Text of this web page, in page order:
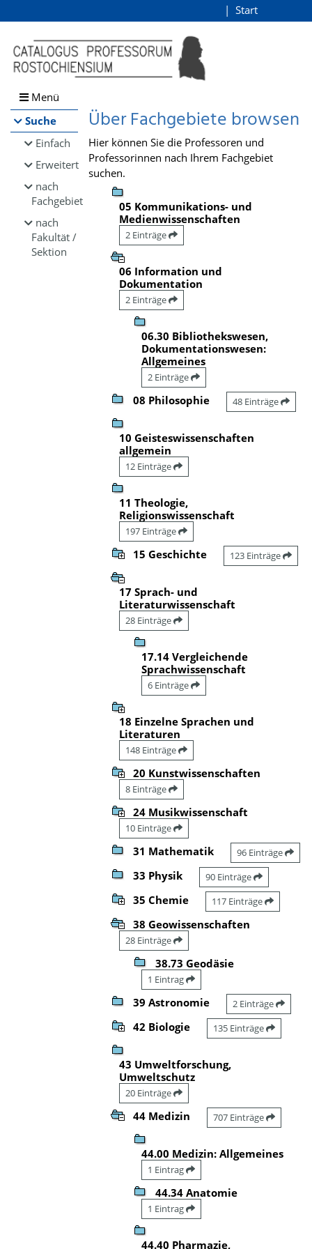
Browsen
direkt zum Inhalt
Start
Menü
Suche
Einfach
Erweitert
nach
Fachgebiet
nach
Fakultät /
Sektion
Über Fachgebiete browsen
Hier können Sie die Professoren und
Professorinnen nach Ihrem Fachgebiet
suchen.
05 Kommunikations- und
Medienwissenschaften
2 Einträge
06 Information und
Dokumentation
2 Einträge
06.30 Bibliothekswesen,
Dokumentationswesen:
Allgemeines
2 Einträge
08 Philosophie 48 Einträge
10 Geisteswissenschaften
allgemein
12 Einträge
11 Theologie,
Religionswissenschaft
197 Einträge
15 Geschichte 123 Einträge
17 Sprach- und
Literaturwissenschaft
28 Einträge
17.14 Vergleichende
Sprachwissenschaft
6 Einträge
18 Einzelne Sprachen und
Literaturen
148 Einträge
20 Kunstwissenschaften
8 Einträge
24 Musikwissenschaft
10 Einträge
31 Mathematik 96 Einträge
33 Physik 90 Einträge
35 Chemie 117 Einträge
38 Geowissenschaften
28 Einträge
38.73 Geodäsie
1 Eintrag
39 Astronomie 2 Einträge
42 Biologie 135 Einträge
43 Umweltforschung,
Umweltschutz
20 Einträge
44 Medizin 707 Einträge
44.00 Medizin: Allgemeines
1 Eintrag
44.34 Anatomie
1 Eintrag
44.40 Pharmazie,